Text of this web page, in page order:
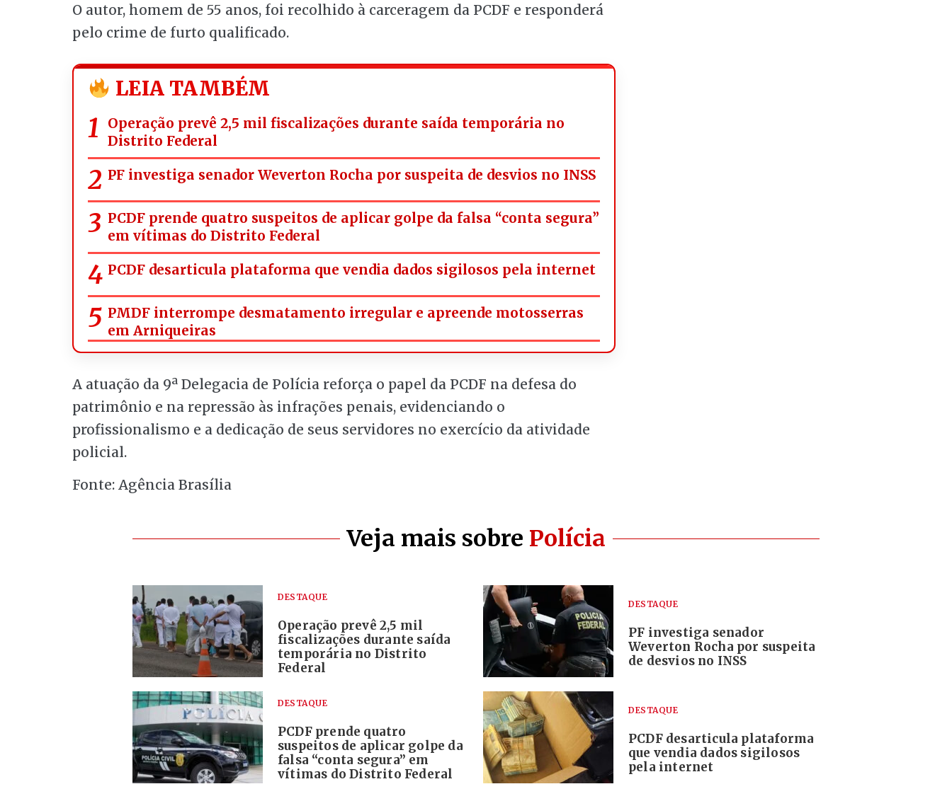
O autor, homem de 55 anos, foi recolhido à carceragem da PCDF e responderá
pelo crime de furto qualificado.
LEIA TAMBÉM
Operação prevê 2,5 mil fiscalizações durante saída temporária no
Distrito Federal
PF investiga senador Weverton Rocha por suspeita de desvios no INSS
PCDF prende quatro suspeitos de aplicar golpe da falsa “conta segura”
em vítimas do Distrito Federal
PCDF desarticula plataforma que vendia dados sigilosos pela internet
PMDF interrompe desmatamento irregular e apreende motosserras
em Arniqueiras
A atuação da 9ª Delegacia de Polícia reforça o papel da PCDF na defesa do
patrimônio e na repressão às infrações penais, evidenciando o
profissionalismo e a dedicação de seus servidores no exercício da atividade
policial.
Fonte: Agência Brasília
Veja mais sobre Polícia
DESTAQUE
Operação prevê 2,5 mil
fiscalizações durante saída
temporária no Distrito
Federal
DESTAQUE
PF investiga senador
Weverton Rocha por suspeita
de desvios no INSS
DESTAQUE
PCDF prende quatro
suspeitos de aplicar golpe da
falsa “conta segura” em
vítimas do Distrito Federal
DESTAQUE
PCDF desarticula plataforma
que vendia dados sigilosos
pela internet